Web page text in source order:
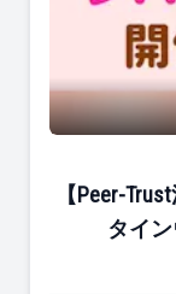
【Peer-Trust
【Peer-
タイ